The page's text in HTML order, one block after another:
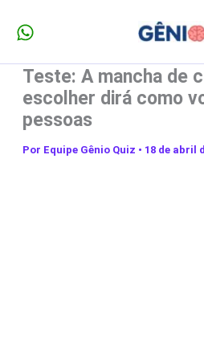
para
conteúdo
Teste: A mancha de
escolher dirá como
pessoas
Por Equipe Gênio Quiz • 18 de abril